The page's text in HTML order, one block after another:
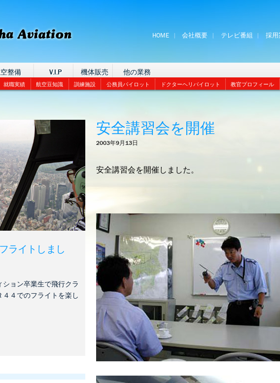
HOME 会社概要 テレビ番組 採用
整備 V.I.P 機体販売 他の業務
就職実績 航空豆知識 訓練施設 公務員パイロット ドクターヘリパイロット 教官プロフィール
安全講習会を開催
2003年9月13日
安全講習会を開催しました。
ライトしまし
ション卒業生で飛行クラ
４４でのフライトを楽し